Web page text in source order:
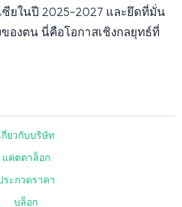
ยในปี 2025-2027 และยึดที่มั่น
ของตน นี่คือโอกาสเชิงกลยุทธ์ที่
กี่ยวกับบริษัท
แคตตาล็อก
ระกวดราคา
บล็อก